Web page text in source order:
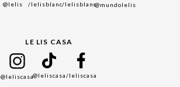
@lelis /lelisblanc/lelisblanc@mundolelis
LE LIS CASA
@leliscasa@leliscasa/leliscasa